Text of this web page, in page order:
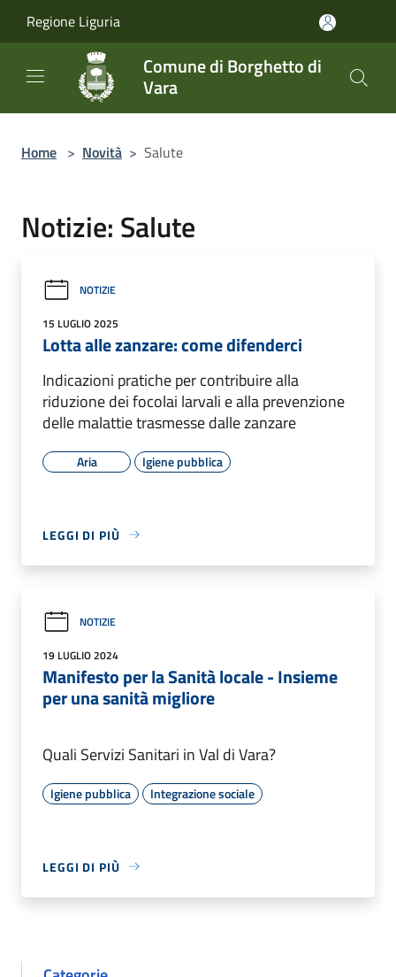
Regione Liguria
Comune di Borghetto di
Vara
Home > Novità > Salute
Notizie: Salute
NOTIZIE
15 LUGLIO 2025
Lotta alle zanzare: come difenderci
Indicazioni pratiche per contribuire alla
riduzione dei focolai larvali e alla prevenzione
delle malattie trasmesse dalle zanzare
Aria Igiene pubblica
LEGGI DI PIÙ
NOTIZIE
19 LUGLIO 2024
Manifesto per la Sanità locale - Insieme
per una sanità migliore
Quali Servizi Sanitari in Val di Vara?
Igiene pubblica Integrazione sociale
LEGGI DI PIÙ